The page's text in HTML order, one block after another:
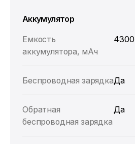
Аккумулятор
Емкость
аккумулятора, мАч
4300
Беспроводная зарядкаДа
Обратная
беспроводная зарядка
Да